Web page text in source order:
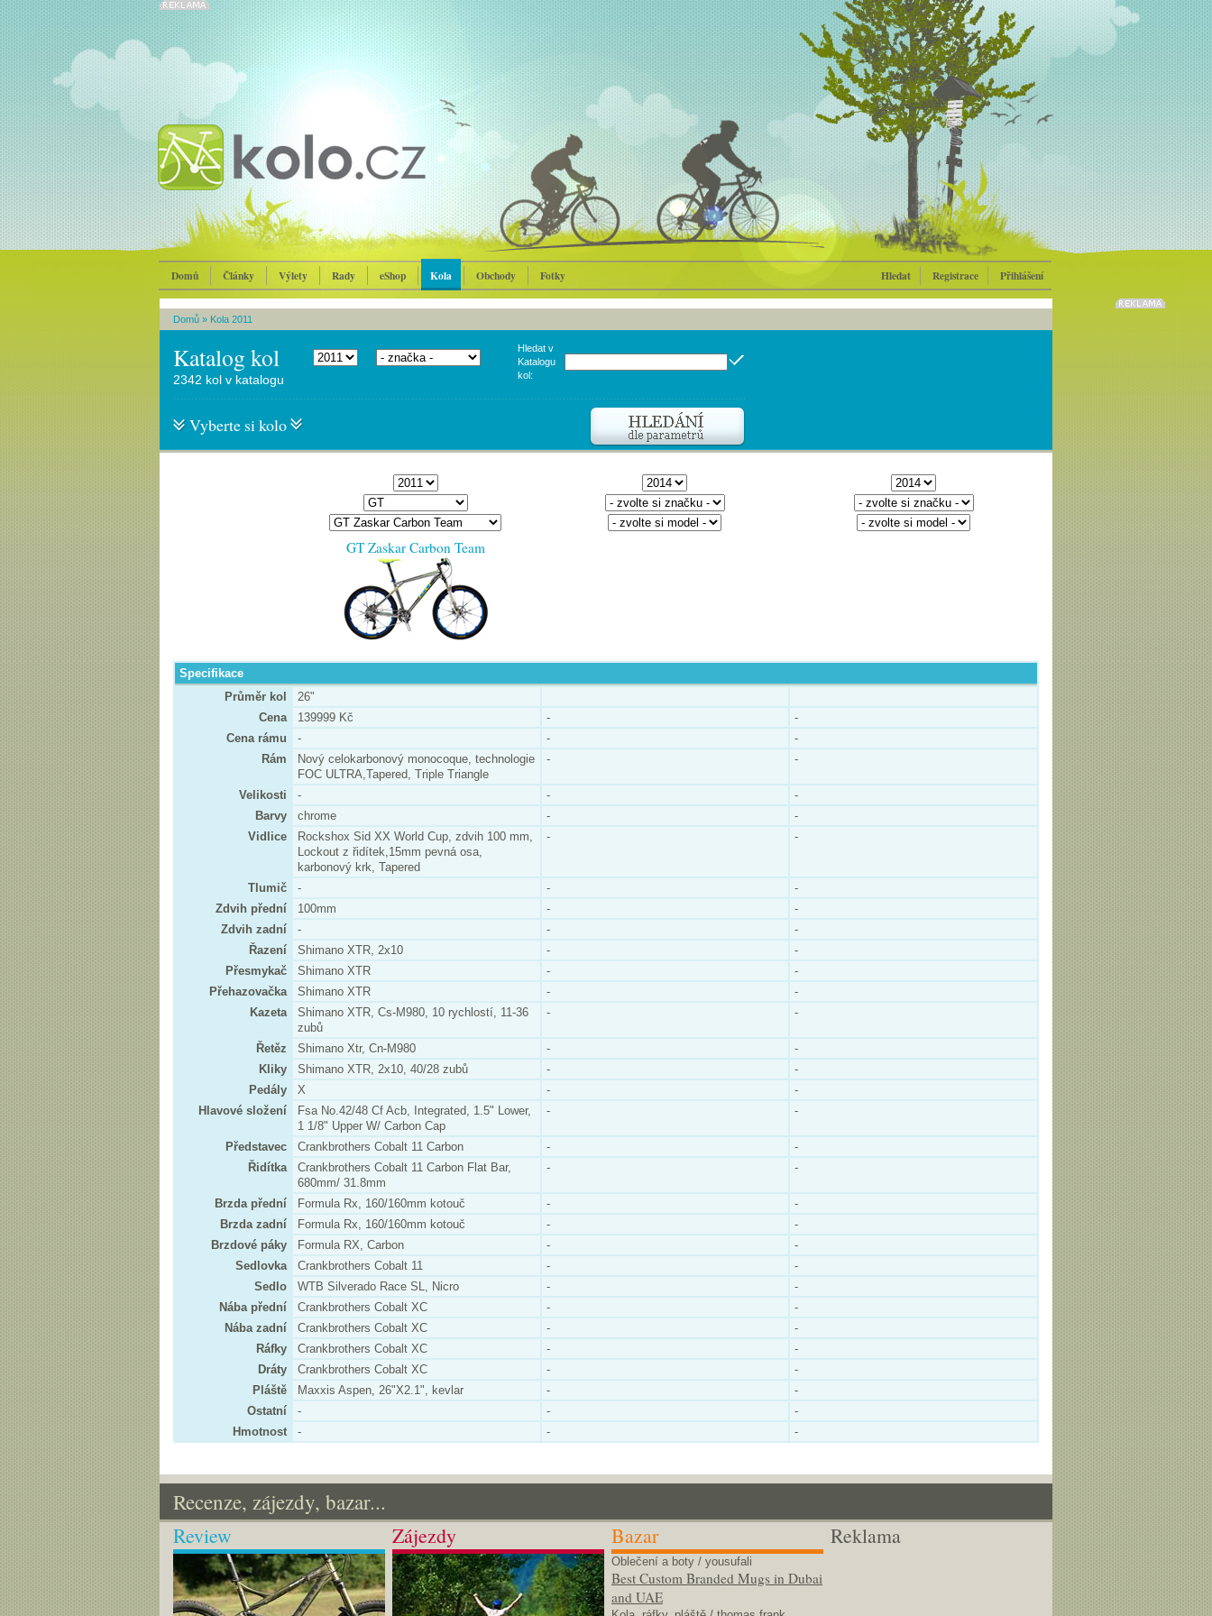
Domů Články Výlety Rady eShop Kola Obchody Fotky Hledat Registrace Přihlášení
Domů » Kola 2011
Katalog kol
Hledat v
Katalogu
kol:
2342 kol v katalogu
Vyberte si kolo
GT Zaskar Carbon Team
Specifikace
Průměr kol
26"
Cena
139999 Kč -
-
Cena rámu
- -
-
Rám
Nový celokarbonový monocoque, technologie
FOC ULTRA,Tapered, Triple Triangle
- -
Velikosti - -
-
Barvy
chrome -
-
Vidlice
Rockshox Sid XX World Cup, zdvih 100 mm,
Lockout z řidítek,15mm pevná osa,
karbonový krk, Tapered
- -
Tlumič - -
-
Zdvih přední
100mm -
-
Zdvih zadní
- -
-
Řazení
Shimano XTR, 2x10 -
-
Přesmykač
Shimano XTR -
-
Přehazovačka
Shimano XTR -
-
Kazeta
Shimano XTR, Cs-M980, 10 rychlostí, 11-36
zubů
- -
Řetěz Shimano Xtr, Cn-M980 -
-
Kliky
Shimano XTR, 2x10, 40/28 zubů -
-
Pedály
X -
-
Hlavové složení
Fsa No.42/48 Cf Acb, Integrated, 1.5" Lower,
1 1/8" Upper W/ Carbon Cap
- -
Představec Crankbrothers Cobalt 11 Carbon -
-
Řidítka
Crankbrothers Cobalt 11 Carbon Flat Bar,
680mm/ 31.8mm
- -
Brzda přední Formula Rx, 160/160mm kotouč -
-
Brzda zadní
Formula Rx, 160/160mm kotouč -
-
Brzdové páky
Formula RX, Carbon -
-
Sedlovka
Crankbrothers Cobalt 11 -
-
Sedlo
WTB Silverado Race SL, Nicro -
-
Nába přední
Crankbrothers Cobalt XC -
-
Nába zadní
Crankbrothers Cobalt XC -
-
Ráfky
Crankbrothers Cobalt XC -
-
Dráty
Crankbrothers Cobalt XC -
-
Pláště
Maxxis Aspen, 26"X2.1", kevlar -
-
Ostatní
- -
-
Hmotnost
- - -
Recenze, zájezdy, bazar...
Review Zájezdy Bazar
Oblečení a boty / yousufali
Best Custom Branded Mugs in Dubai
and UAE
Reklama